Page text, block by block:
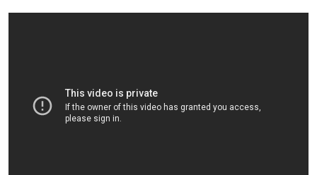
片